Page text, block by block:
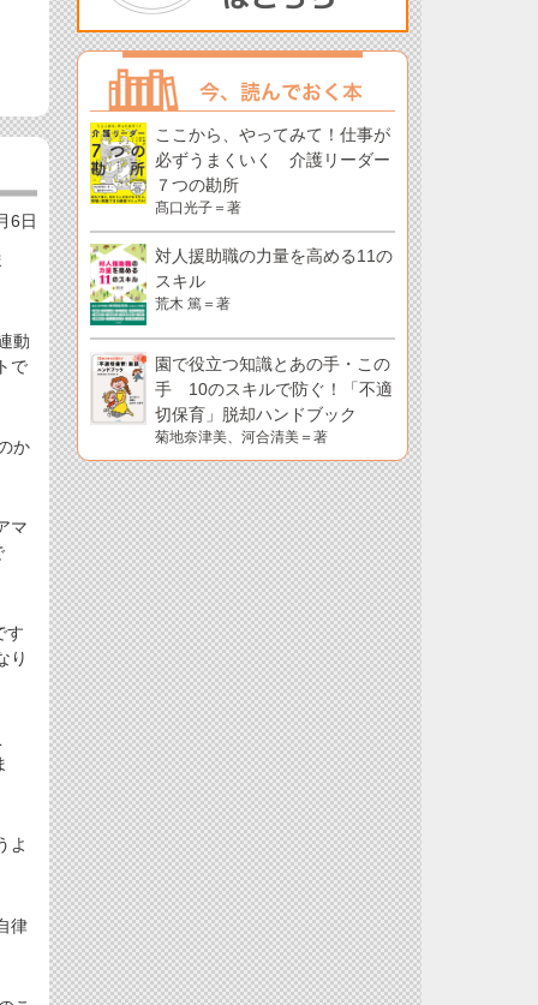
6日
動
で
か
マ
す
り
よ
律
ここから、やってみて！仕事が
必ずうまくいく 介護リーダー
７つの勘所
髙口光子＝著
対人援助職の力量を高める11の
スキル
荒木 篤＝著
園で役立つ知識とあの手・この
手 10のスキルで防ぐ！「不適
切保育」脱却ハンドブック
菊地奈津美、河合清美＝著